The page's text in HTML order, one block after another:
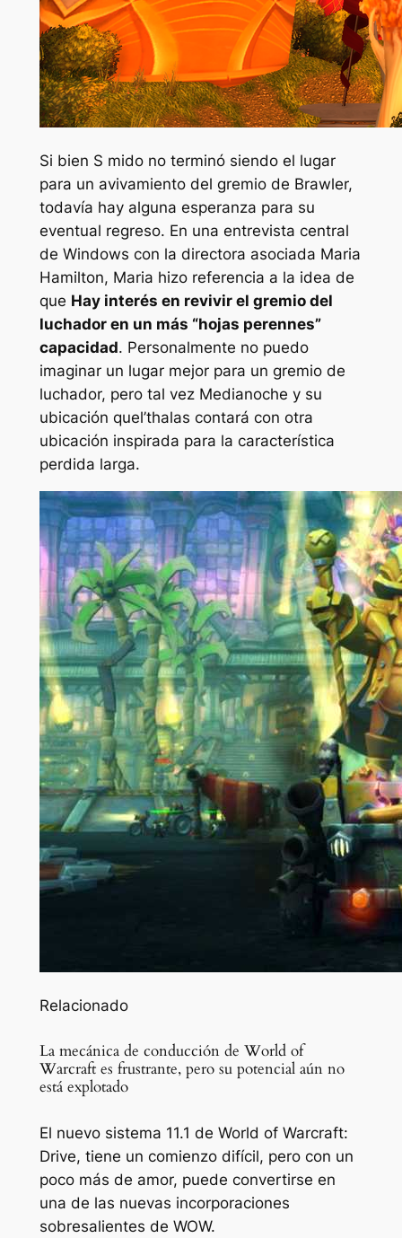
Si bien S mido no terminó siendo el lugar
para un avivamiento del gremio de Brawler,
todavía hay alguna esperanza para su
eventual regreso. En una entrevista central
de Windows con la directora asociada Maria
Hamilton, Maria hizo referencia a la idea de
que Hay interés en revivir el gremio del
luchador en un más “hojas perennes”
capacidad. Personalmente no puedo
imaginar un lugar mejor para un gremio de
luchador, pero tal vez Medianoche y su
ubicación quel’thalas contará con otra
ubicación inspirada para la característica
perdida larga.
Relacionado
La mecánica de conducción de World of
Warcraft es frustrante, pero su potencial aún no
está explotado
El nuevo sistema 11.1 de World of Warcraft:
Drive, tiene un comienzo difícil, pero con un
poco más de amor, puede convertirse en
una de las nuevas incorporaciones
sobresalientes de WOW.